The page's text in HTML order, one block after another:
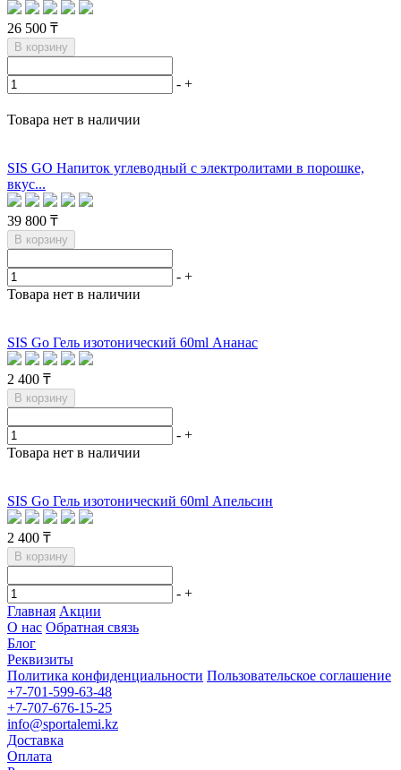
26 500 ₸
В корзину
- +
Товара нет в наличии
SIS GO Напиток углеводный с электролитами в порошке,
вкус...
39 800 ₸
В корзину
- +
Товара нет в наличии
SIS Go Гель изотонический 60ml Ананас
2 400 ₸
В корзину
- +
Товара нет в наличии
SIS Go Гель изотонический 60ml Апельсин
2 400 ₸
В корзину
- +
Главная Акции
О нас Обратная связь
Блог
Реквизиты
Политика конфиденциальности Пользовательское соглашение
+7-701-599-63-48
+7-707-676-15-25
info@sportalemi.kz
Доставка
Оплата